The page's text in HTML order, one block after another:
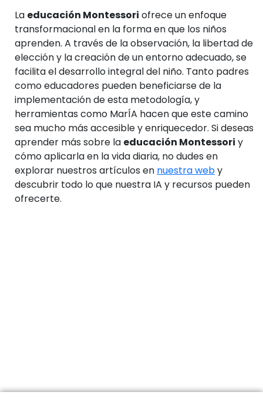
La educación Montessori ofrece un enfoque
transformacional en la forma en que los niños
aprenden. A través de la observación, la libertad de
elección y la creación de un entorno adecuado, se
facilita el desarrollo integral del niño. Tanto padres
como educadores pueden beneficiarse de la
implementación de esta metodología, y
herramientas como MarÍA hacen que este camino
sea mucho más accesible y enriquecedor. Si deseas
aprender más sobre la educación Montessori y
cómo aplicarla en la vida diaria, no dudes en
explorar nuestros artículos en nuestra weby
descubrir todo lo que nuestra IA y recursos pueden
ofrecerte.